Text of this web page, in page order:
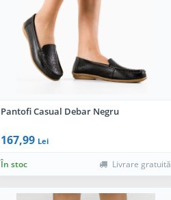
Pantofi Casual Debar Negru
167,99 Lei
În stoc Livrare gratuită